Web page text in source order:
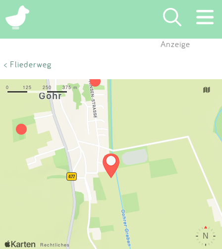
×
Eintragen
App
Blog
Partner
Kontakt
Impressum
Anzeige
< Fliederweg